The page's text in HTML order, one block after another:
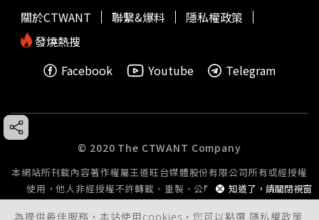
為提供最佳服務，本站使用cookies，您可以點選 隱私權政策
知道了，請關閉視窗
關於CTWANT 聯繫&爆料
隱私權政策
發燒熱搜
Facebook
Youtube Telegram
© 2020 The CTWANT Company
本網站所刊載內容著作權屬王道旺台媒體股份有限公司所有或經授權
使用，他人非經授權不許轉載、重製、公開播送或公開傳輸。